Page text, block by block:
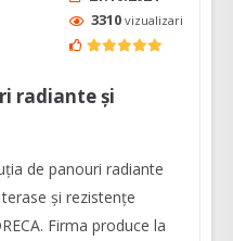
3310 vizualizari
radiante și
de panouri radiante
și rezistențe
Firma produce la